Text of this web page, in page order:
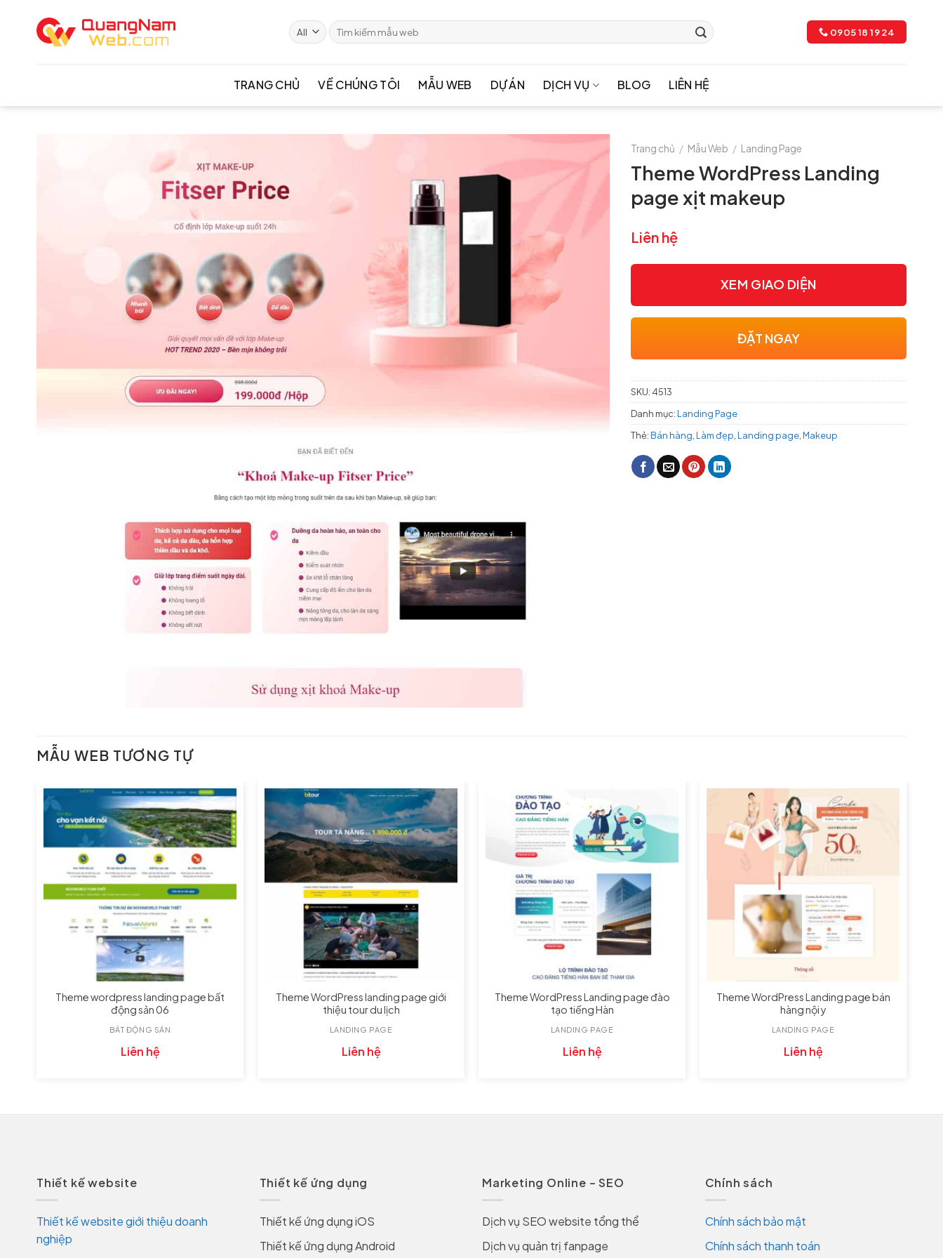
content
Tìm
kiếm:
0905 18 19 24
TRANG CHỦ VỀ CHÚNG TÔI MẪU WEB DỰ ÁN DỊCH VỤ BLOG LIÊN HỆ
Trang chủ / Mẫu Web / Landing Page
Theme WordPress Landing
page xịt makeup
Liên hệ
XEM GIAO DIỆN
ĐẶT NGAY
SKU: 4513
Danh mục:Landing Page
Thẻ:Bán hàng,Làm đẹp,Landing page,Makeup
MẪU WEB TƯƠNG TỰ
BẤT ĐỘNG SẢN
Theme wordpress landing page bất
động sản 06
Liên hệ
LANDING PAGE
Theme WordPress landing page giới
thiệu tour du lịch
Liên hệ
LANDING PAGE
Theme WordPress Landing page đào
tạo tiếng Hàn
Liên hệ
LANDING PAGE
Theme WordPress Landing page bán
hàng nội y
Liên hệ
Thiết kế website
Thiết kế website giới thiệu doanh
nghiệp
Thiết kế ứng dụng
Thiết kế ứng dụng iOS
Thiết kế ứng dụng Android
Marketing Online – SEO
Dịch vụ SEO website tổng thể
Dịch vụ quản trị fanpage
Chính sách
Chính sách bảo mật
Chính sách thanh toán